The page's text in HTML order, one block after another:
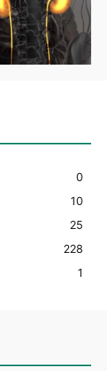
0
10
25
228
1